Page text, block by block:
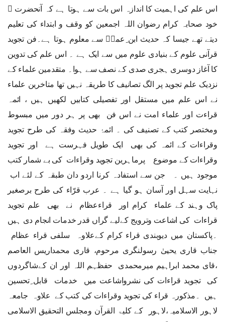
اس علم کی اہمیت کا اندازہ اس بات سے ہوتا ہے کہ آنحضرت ﷺ
خود صحابہ کرام رضوان اللہ اجمعین کو وقف و ابتداء کی تعلیم
دیتے تھے جیسا کہ حدیث ابن ِعمرؓ سے معلوم ہوتا ہے۔فن تجوید
قرآنی علوم کے بنیادی علوم میں سے ایک ہے ۔ اس علم کی تدوین
کا آغاز دوسری ہجری صدی کے نصف سے ہوا۔ متقدمین علماء کے
نزدیک علم تجوید پر الگ تصانیف کا طریقہ نہیں تها متاخرین علماء
نے اس علم میں مستقل اور تفصیلی کتابیں لکھیں ہیں ، ائمہ
قراءت اور علماء امت نے اس فن بھی پر ہر دور میں مبسوط
ومختصر کتب کے تصنیف کی ۔ ائمۂ حدیث وفقہ کی طرح تجوید
وقراءات کے ائمہ کی بھی ایک طویل فہرست ہے اور تجوید
وقراءات کے موضوع پرماہرین تجوید وقراءات کی بے شمار کتب
موجود ہیں ۔ جن سے استفادہ کرنا اردو دان طبقہ کے لئے اب
نہایت سہل اور آسان ہو گیا ہے ۔ عرب قرّاء کی طرح برصغیر
پاک وہند کے علماء کرام اور قراءعظام نے بھی علم تجوید
قراءات کی اشاعت وترویج کےلیے گراں قدر خدمات انجام دی ہیں
۔پاکستان میں دیوبندی قراء کرام کےعلاوہ سلفی قراء عظام
جناب قاری یحییٰ رسولنگری مرحوم، قاری محمداریس العاصم
،قای محمد ابراہیم میرمحمدی حفظہم اللہ اور ان کےشاگردوں
کی تجوید قراءات کی نشرواشاعت میں خدمات قابل ِتحسین
ہیں ۔مذکورہ قراء کی تجوید وقراءات کی کتب کے علاوہ جامعہ
لاہور الاسلامیہ،لاہور کے کلیۃ القرآن ومجلس التحقیق الاسلامی